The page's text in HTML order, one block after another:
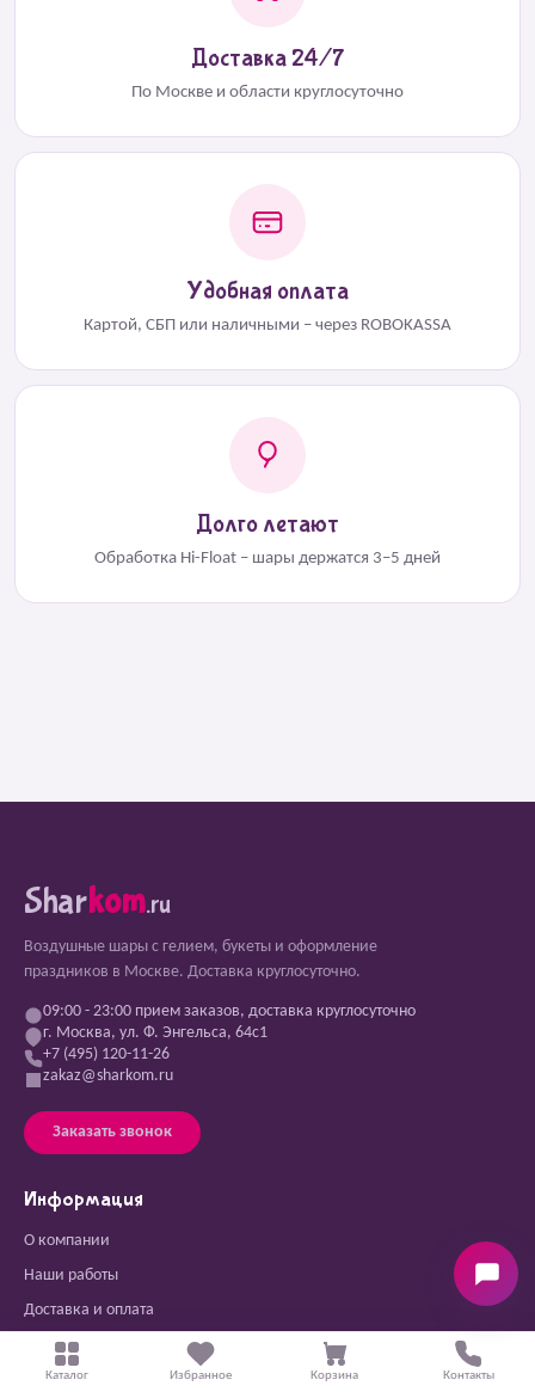
Доставка 24/7
По Москве и области круглосуточно
Удобная оплата
Картой, СБП или наличными – через ROBOKASSA
Долго летают
Обработка Hi-Float – шары держатся 3–5 дней
Sharkom.ru
Воздушные шары с гелием, букеты и оформление
праздников в Москве. Доставка круглосуточно.
09:00 - 23:00 прием заказов, доставка круглосуточно
г. Москва, ул. Ф. Энгельса, 64с1
+7 (495) 120-11-26
zakaz@sharkom.ru
Заказать звонок
Информация
О компании
Наши работы
Доставка и оплата
Отзывы
Новости
Каталог Избранное Корзина Контакты